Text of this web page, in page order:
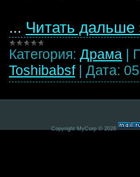
... Читать дальше
Категория: Драма |
Toshibabsf | Дата:
Copyright MyCorp © 2026